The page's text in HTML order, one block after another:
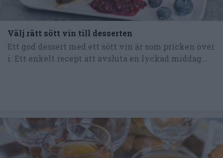
Välj rätt sött vin till desserten
Ett god dessert med ett sött vin är som pricken över
i. Ett enkelt recept att avsluta en lyckad middag...